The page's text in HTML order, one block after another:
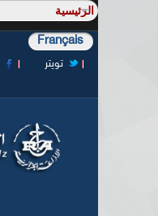
Français
تويتر